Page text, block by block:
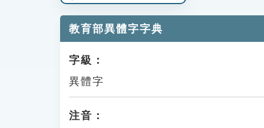
教育部異體字字典
字級：
異體字
注音：